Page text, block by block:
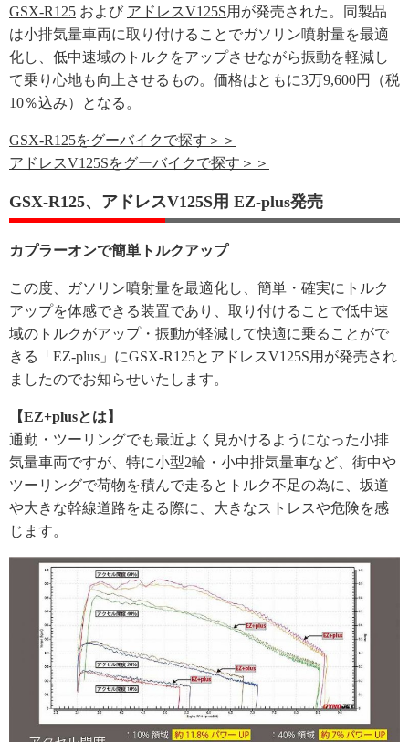
GSX-R125 および アドレスV125S用が発売された。同製品
は小排気量車両に取り付けることでガソリン噴射量を最適
化し、低中速域のトルクをアップさせながら振動を軽減し
て乗り心地も向上させるもの。価格はともに3万9,600円（税
10％込み）となる。
GSX-R125をグーバイクで探す＞＞
アドレスV125Sをグーバイクで探す＞＞
GSX-R125、アドレスV125S用 EZ-plus発売
カプラーオンで簡単トルクアップ
この度、ガソリン噴射量を最適化し、簡単・確実にトルク
アップを体感できる装置であり、取り付けることで低中速
域のトルクがアップ・振動が軽減して快適に乗ることがで
きる「EZ-plus」にGSX-R125とアドレスV125S用が発売され
ましたのでお知らせいたします。
【EZ+plusとは】
通勤・ツーリングでも最近よく見かけるようになった小排
気量車両ですが、特に小型2輪・小中排気量車など、街中や
ツーリングで荷物を積んで走るとトルク不足の為に、坂道
や大きな幹線道路を走る際に、大きなストレスや危険を感
じます。